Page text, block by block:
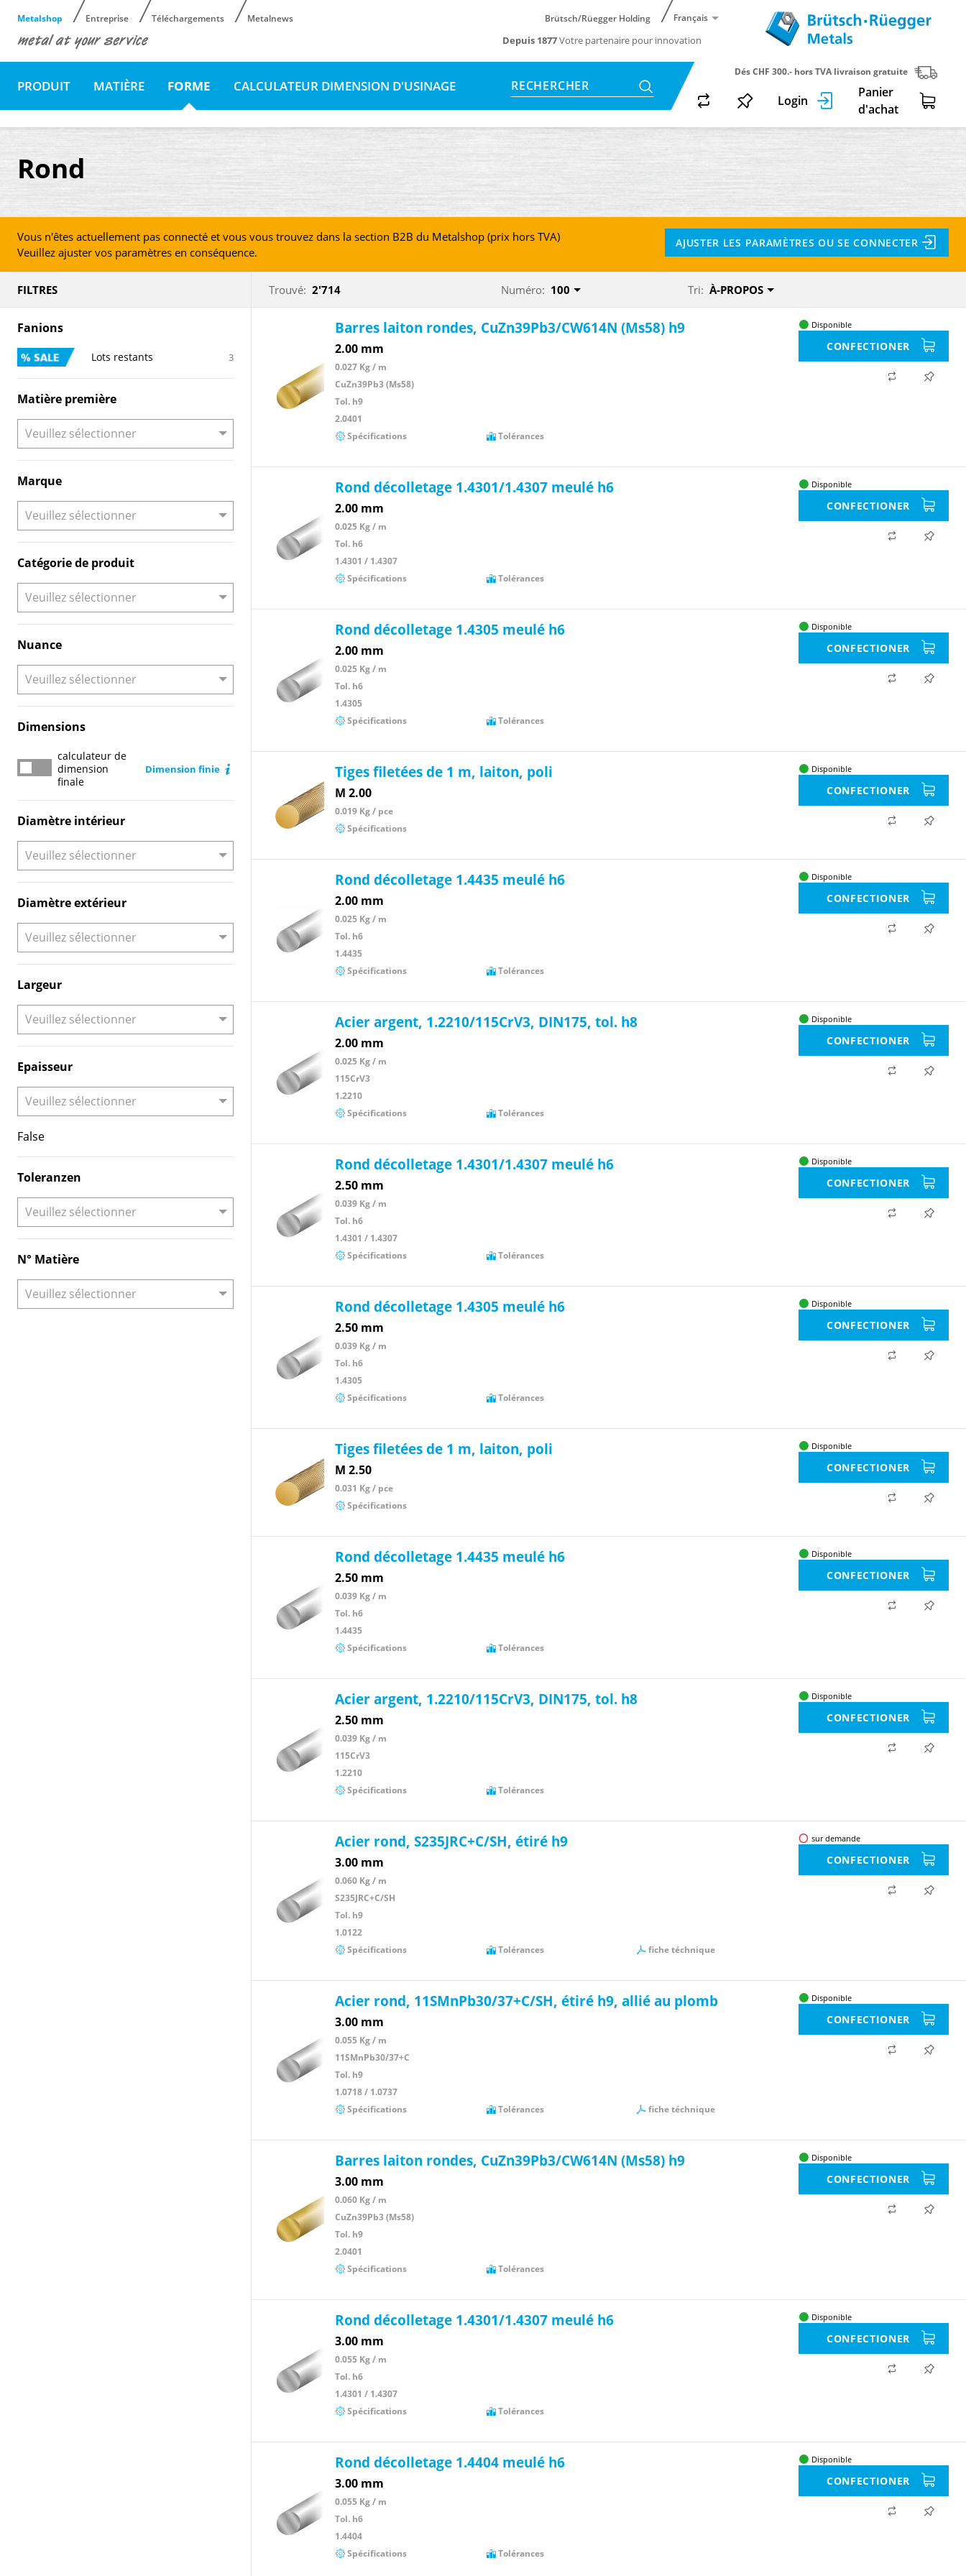
Metalshop Entreprise Téléchargements Metalnews Brütsch/Rüegger Holding Français
Depuis 1877Votre partenaire pour innovation
PRODUIT MATIÈRE FORME CALCULATEUR DIMENSION D'USINAGE RECHERCHER
Dés CHF 300.- hors TVA livraison gratuite
Login
Panier
d'achat
Rond
Vous n'êtes actuellement pas connecté et vous vous trouvez dans la section B2B du Metalshop (prix hors TVA)
Veuillez ajuster vos paramètres en conséquence.
AJUSTER LES PARAMÈTRES OU SE CONNECTER
FILTRES Trouvé: 2'714 Numéro: 100 Tri: À-PROPOS
Fanions
Lots restants 3
Matière première
Marque
Catégorie de produit
Nuance
Dimensions
calculateur de dimension finale
calculateur de
dimension
finale
Dimension finie
Diamètre intérieur
Diamètre extérieur
Largeur
Epaisseur
False
Toleranzen
N° Matière
Barres laiton rondes, CuZn39Pb3/CW614N (Ms58) h9
2.00 mm
0.027 Kg / m
CuZn39Pb3 (Ms58)
Tol. h9
2.0401
Spécifications
Tolérances
Disponible
CONFECTIONER
Rond décolletage 1.4301/1.4307 meulé h6
2.00 mm
0.025 Kg / m
Tol. h6
1.4301 / 1.4307
Spécifications
Tolérances
Disponible
CONFECTIONER
Rond décolletage 1.4305 meulé h6
2.00 mm
0.025 Kg / m
Tol. h6
1.4305
Spécifications
Tolérances
Disponible
CONFECTIONER
Tiges filetées de 1 m, laiton, poli
M 2.00
0.019 Kg / pce
Spécifications
Disponible
CONFECTIONER
Rond décolletage 1.4435 meulé h6
2.00 mm
0.025 Kg / m
Tol. h6
1.4435
Spécifications
Tolérances
Disponible
CONFECTIONER
Acier argent, 1.2210/115CrV3, DIN175, tol. h8
2.00 mm
0.025 Kg / m
115CrV3
1.2210
Spécifications
Tolérances
Disponible
CONFECTIONER
Rond décolletage 1.4301/1.4307 meulé h6
2.50 mm
0.039 Kg / m
Tol. h6
1.4301 / 1.4307
Spécifications
Tolérances
Disponible
CONFECTIONER
Rond décolletage 1.4305 meulé h6
2.50 mm
0.039 Kg / m
Tol. h6
1.4305
Spécifications
Tolérances
Disponible
CONFECTIONER
Tiges filetées de 1 m, laiton, poli
M 2.50
0.031 Kg / pce
Spécifications
Disponible
CONFECTIONER
Rond décolletage 1.4435 meulé h6
2.50 mm
0.039 Kg / m
Tol. h6
1.4435
Spécifications
Tolérances
Disponible
CONFECTIONER
Acier argent, 1.2210/115CrV3, DIN175, tol. h8
2.50 mm
0.039 Kg / m
115CrV3
1.2210
Spécifications
Tolérances
Disponible
CONFECTIONER
Acier rond, S235JRC+C/SH, étiré h9
3.00 mm
0.060 Kg / m
S235JRC+C/SH
Tol. h9
1.0122
Spécifications
Tolérances fiche téchnique
sur demande
CONFECTIONER
Acier rond, 11SMnPb30/37+C/SH, étiré h9, allié au plomb
3.00 mm
0.055 Kg / m
11SMnPb30/37+C
Tol. h9
1.0718 / 1.0737
Spécifications
Tolérances fiche téchnique
Disponible
CONFECTIONER
Barres laiton rondes, CuZn39Pb3/CW614N (Ms58) h9
3.00 mm
0.060 Kg / m
CuZn39Pb3 (Ms58)
Tol. h9
2.0401
Spécifications
Tolérances
Disponible
CONFECTIONER
Rond décolletage 1.4301/1.4307 meulé h6
3.00 mm
0.055 Kg / m
Tol. h6
1.4301 / 1.4307
Spécifications
Tolérances
Disponible
CONFECTIONER
Rond décolletage 1.4404 meulé h6
3.00 mm
0.055 Kg / m
Tol. h6
1.4404
Spécifications
Tolérances
Disponible
CONFECTIONER